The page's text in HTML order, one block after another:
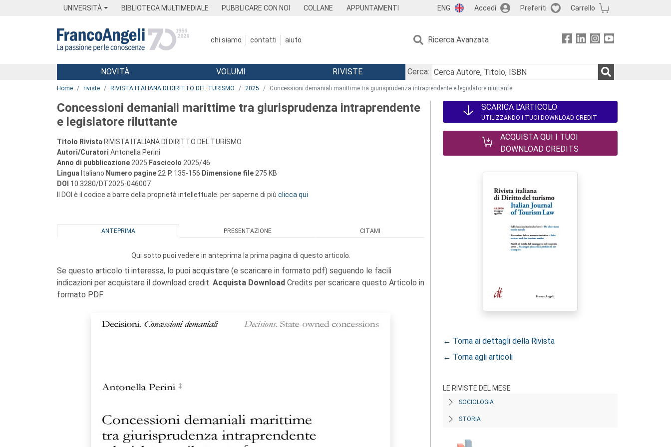
UNIVERSITÀ BIBLIOTECA MULTIMEDIALE PUBBLICARE CON NOI COLLANE APPUNTAMENTI ENG Accedi Preferiti Carrello
chi siamo contatti aiuto Ricerca Avanzata
Menu
NOVITÀ VOLUMI RIVISTE
Cerca:
Home riviste RIVISTA ITALIANA DI DIRITTO DEL TURISMO 2025 Concessioni demaniali marittime tra giurisprudenza intraprendente e legislatore riluttante
Concessioni demaniali marittime tra giurisprudenza intraprendente
e legislatore riluttante
Titolo Rivista RIVISTA ITALIANA DI DIRITTO DEL TURISMO
Autori/Curatori Antonella Perini
Anno di pubblicazione 2025 Fascicolo 2025/46
Lingua Italiano Numero pagine 22 P. 135-156 Dimensione file 275 KB
DOI 10.3280/DT2025-046007
Il DOI è il codice a barre della proprietà intellettuale: per saperne di più clicca qui
ANTEPRIMA PRESENTAZIONE CITAMI
Qui sotto puoi vedere in anteprima la prima pagina di questo articolo.
Se questo articolo ti interessa, lo puoi acquistare (e scaricare in formato pdf) seguendo le facili
indicazioni per acquistare il download credit. Acquista Download Credits per scaricare questo Articolo in
formato PDF
SCARICA L'ARTICOLO
UTILIZZANDO I TUOI DOWNLOAD CREDIT
ACQUISTA QUI I TUOI
DOWNLOAD CREDITS
← Torna ai dettagli della Rivista
← Torna agli articoli
LE RIVISTE DEL MESE
SOCIOLOGIA
STORIA